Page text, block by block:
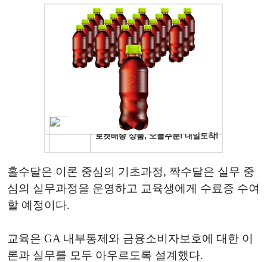
홀수달은 이론 중심의 기초과정, 짝수달은 실무 중
심의 실무과정을 운영하고 교육생에게 수료증 수여
할 예정이다.
교육은 GA 내부통제와 금융소비자보호에 대한 이
론과 실무를 모두 아우르도록 설계했다.